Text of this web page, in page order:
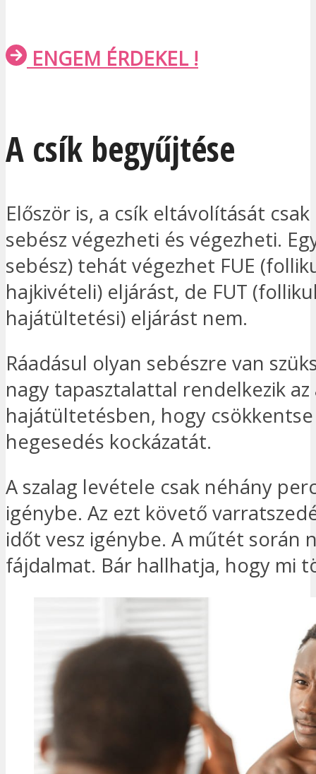
ENGEM ÉRDEKEL !
A csík begyűjtése
Először is, a csík eltávolítását
sebész végezheti és végezheti.
sebész) tehát végezhet FUE
hajkivételi) eljárást, de FUT
hajátültetési) eljárást nem.
Ráadásul olyan sebészre van
nagy tapasztalattal rendelkezik
hajátültetésben, hogy
hegesedés kockázatát.
A szalag levétele csak néhány
igénybe. Az ezt követő
időt vesz igénybe. A műtét során
fájdalmat. Bár hallhatja, hogy mi